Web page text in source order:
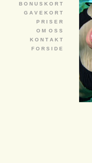
B O N U S K O R T
G A V E K O R T
P R I S E R
O M O S S
K O N T A K T
F O R S I D E